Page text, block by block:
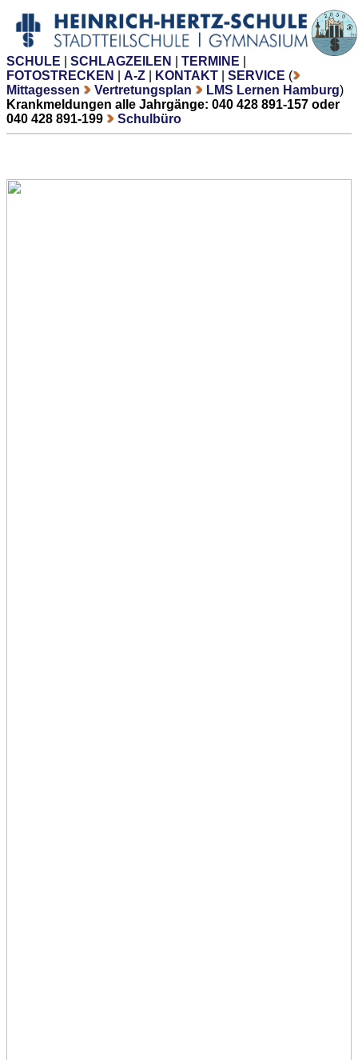
SCHULE SCHLAGZEILEN TERMINE
FOTOSTRECKEN
A-Z KONTAKT SERVICE (
Mittagessen
Vertretungsplan LMS Lernen Hamburg)
Krankmeldungen alle Jahrgänge: 040 428 891-157 oder
040 428 891-199
Schulbüro